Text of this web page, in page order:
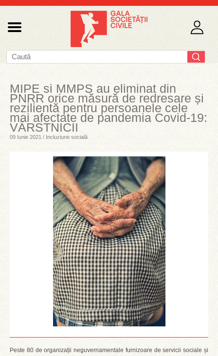
MIPE si MMPS au eliminat din
PNRR orice măsură de redresare și
rezilientă pentru persoanele cele
mai afectate de pandemia Covid-19:
VÂRSTNICII
09 Iunie 2021 / Incluziune socială
Peste 80 de organizații neguvernamentale furnizoare de servicii sociale și